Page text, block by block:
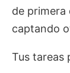
de primera
captando
Tus tareas